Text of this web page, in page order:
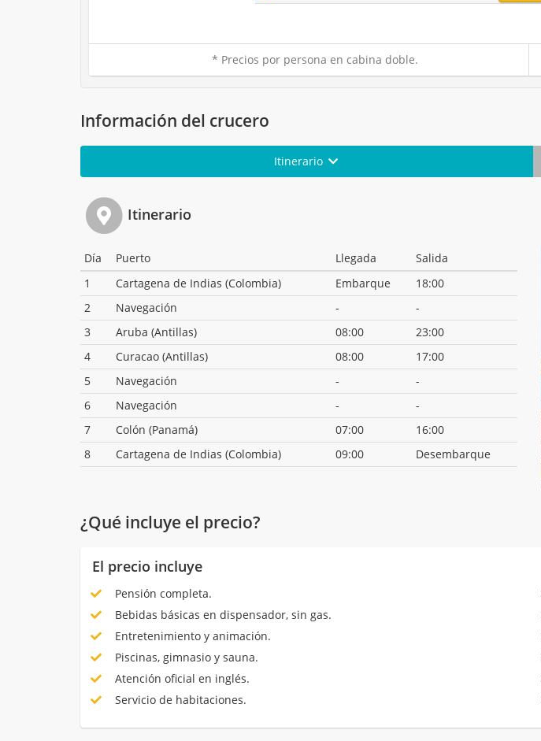
* Precios por persona en cabina doble.
Información del crucero
Itinerario
Itinerario
Día Puerto Llegada
Salida
1
Cartagena de Indias (Colombia) Embarque
18:00
2
Navegación -
-
3
Aruba (Antillas) 08:00
23:00
4
Curacao (Antillas) 08:00
17:00
5
Navegación -
-
6
Navegación -
-
7
Colón (Panamá) 07:00
16:00
8
Cartagena de Indias (Colombia) 09:00 Desembarque
¿Qué incluye el precio?
El precio incluye
Pensión completa.
Bebidas básicas en dispensador, sin gas.
Entretenimiento y animación.
Piscinas, gimnasio y sauna.
Atención oficial en inglés.
Servicio de habitaciones.